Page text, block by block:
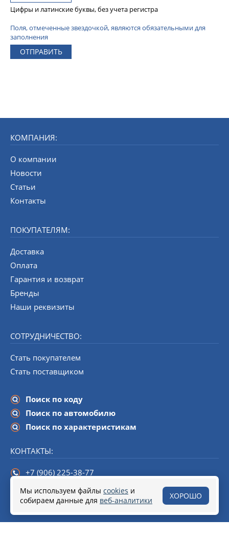
Цифры и латинские буквы, без учета регистра
Поля, отмеченные звездочкой, являются обязательными для
заполнения
ОТПРАВИТЬ
СОТРУДНИЧЕСТВО:
Стать покупателем
Стать поставщиком
Поиск по коду
Поиск по автомобилю
Поиск по характеристикам
КОМПАНИЯ:
О компании
Новости
Статьи
Контакты
ПОКУПАТЕЛЯМ:
Доставка
Оплата
Гарантия и возврат
Бренды
Наши реквизиты
КОНТАКТЫ:
+7 (906) 225-38-77
info@startline-spb.ru
190020,Санкт-Петербург, набережная Обводного канала,
Мы используем файлы cookies и
собираем данные для веб-аналитики ХОРОШО